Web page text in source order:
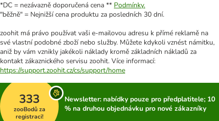
*DC = nezávazně doporučená cena ** Podmínky.
"běžně" = Nejnižší cena produktu za posledních 30 dní.
zoohit má právo používat vaši e-mailovou adresu k přímé reklamě na
své vlastní podobné zboží nebo služby. Můžete kdykoli vznést námitku,
aniž by vám vznikly jakékoli náklady kromě základních nákladů za
kontakt zákaznického servisu zoohit. Více informací:
https://support.zoohit.cz/cs/support/home
333
zooBodů za
registraci!
Newsletter: nabídky pouze pro předplatitele; 10
% na druhou objednávku pro nové zákazníky